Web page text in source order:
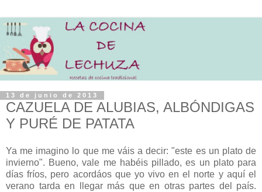
13 de junio de 2013
CAZUELA DE ALUBIAS, ALBÓNDIGAS
Y PURÉ DE PATATA
Ya me imagino lo que me váis a decir: "este es un plato de
invierno". Bueno, vale me habéis pillado, es un plato para
días fríos, pero acordáos que yo vivo en el norte y aquí el
verano tarda en llegar más que en otras partes del país.